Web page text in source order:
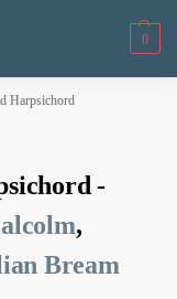
0
Harpsichord
-
,
Bream